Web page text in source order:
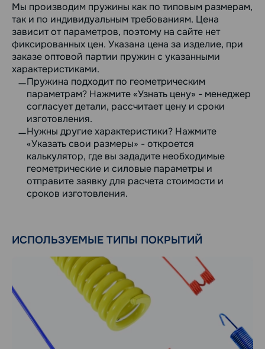
Мы производим пружины как по типовым размерам,
так и по индивидуальным требованиям. Цена
зависит от параметров, поэтому на сайте нет
фиксированных цен. Указана цена за изделие, при
заказе оптовой партии пружин с указанными
характеристиками.
Пружина подходит по геометрическим
параметрам? Нажмите «Узнать цену» - менеджер
согласует детали, рассчитает цену и сроки
изготовления.
Нужны другие характеристики? Нажмите
«Указать свои размеры» - откроется
калькулятор, где вы зададите необходимые
геометрические и силовые параметры и
отправите заявку для расчета стоимости и
сроков изготовления.
ИСПОЛЬЗУЕМЫЕ ТИПЫ ПОКРЫТИЙ